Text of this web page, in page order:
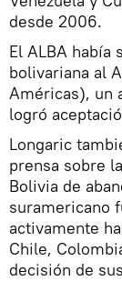
desde 2006.
El ALBA había
bolivariana al
Américas), un
logró
Longaric
prensa sobre
Bolivia de
suramericano
activamente
Chile,
decisión de